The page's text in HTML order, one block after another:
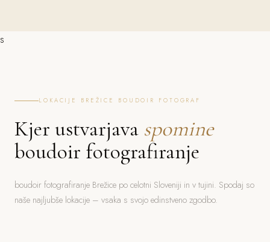
s
LOKACIJE BREŽICE BOUDOIR FOTOGRAF
Kjer ustvarjava spomine
boudoir fotografiranje
boudoir fotografiranje Brežice po celotni Sloveniji in v tujini. Spodaj so
naše najljubše lokacije – vsaka s svojo edinstveno zgodbo.